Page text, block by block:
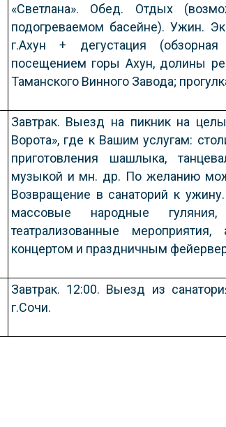
«Светлана». Обед. Отдых
подогреваемом басейне). Ужин.
г.Ахун + дегустация
посещением горы Ахун, долины
Таманского Винного Завода;
Завтрак. Выезд на пикник на
Ворота», где к Вашим услугам:
приготовления шашлыка,
музыкой и мн. др. По желанию
Возвращение в санаторий к
массовые народные
театрализованные
концертом и праздничным
Завтрак. 12:00. Выезд из
г.Сочи.